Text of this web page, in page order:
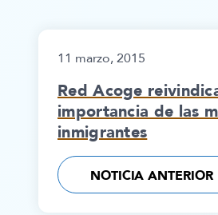
11 marzo, 2015
Red Acoge
importancia de las
inmigrantes
NOTICIA ANTERIOR